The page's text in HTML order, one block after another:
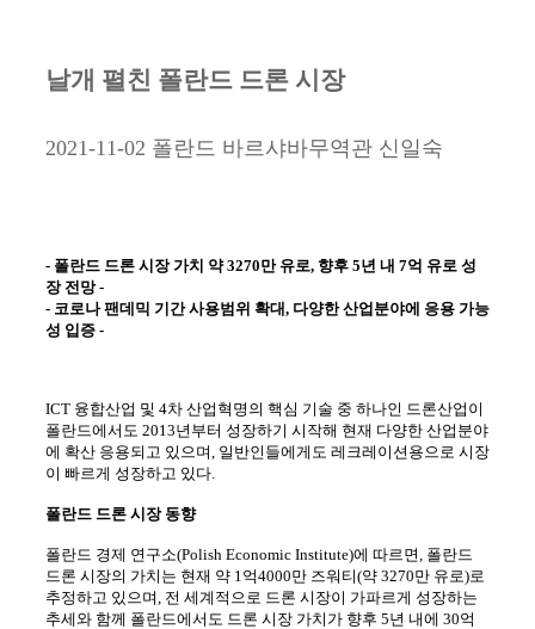
날개 펼친 폴란드 드론 시장
2021-11-02 폴란드 바르샤바무역관 신일숙
- 폴란드 드론 시장 가치 약 3270만 유로, 향후 5년 내 7억 유로 성
장 전망 -
- 코로나팬데믹 기간 사용범위 확대, 다양한 산업분야에 응용 가능
성 입증 -
ICT 융합산업 및 4차 산업혁명의 핵심 기술 중 하나인 드론산업이
폴란드에서도 2013년부터 성장하기 시작해 현재 다양한 산업분야
에 확산 응용되고 있으며, 일반인들에게도 레크레이션용으로 시장
이 빠르게 성장하고 있다.
폴란드 드론 시장 동향
폴란드 경제 연구소(Polish Economic Institute)에 따르면, 폴란드
드론 시장의 가치는 현재 약 1억4000만 즈워티(약 3270만 유로)로
추정하고 있으며, 전 세계적으로 드론 시장이 가파르게 성장하는
추세와 함께 폴란드에서도 드론 시장 가치가 향후 5년 내에 30억